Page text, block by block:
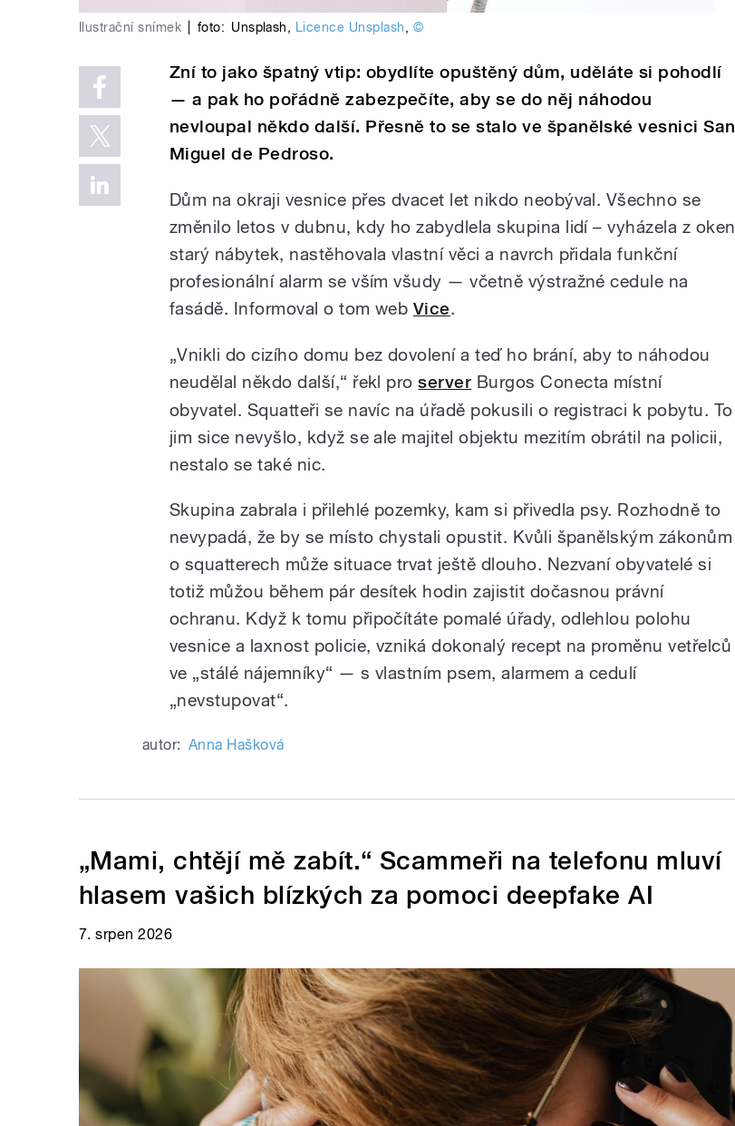
Ilustrační snímek foto: Unsplash, Licence Unsplash, ©
Zní to jako špatný vtip: obydlíte opuštěný dům, uděláte si pohodlí
— a pak ho pořádně zabezpečíte, aby se do něj náhodou
nevloupal někdo další. Přesně to se stalo ve španělské vesnici San
Miguel de Pedroso.
Dům na okraji vesnice přes dvacet let nikdo neobýval. Všechno se
změnilo letos v dubnu, kdy ho zabydlela skupina lidí – vyházela z oken
starý nábytek, nastěhovala vlastní věci a navrch přidala funkční
profesionální alarm se vším všudy — včetně výstražné cedule na
fasádě. Informoval o tom web Vice.
„Vnikli do cizího domu bez dovolení a teď ho brání, aby to náhodou
neudělal někdo další,“ řekl proserver Burgos Conecta místní
obyvatel. Squatteři se navíc na úřadě pokusili o registraci k pobytu. To
jim sice nevyšlo, když se ale majitel objektu mezitím obrátil na policii,
nestalo se také nic.
Skupina zabrala i přilehlé pozemky, kam si přivedla psy. Rozhodně to
nevypadá, že by se místo chystali opustit. Kvůli španělským zákonům
o squatterech může situace trvat ještě dlouho. Nezvaní obyvatelé si
totiž můžou během pár desítek hodin zajistit dočasnou právní
ochranu. Když k tomu připočítáte pomalé úřady, odlehlou polohu
vesnice a laxnost policie, vzniká dokonalý recept na proměnu vetřelců
ve „stálé nájemníky“ — s vlastním psem, alarmem a cedulí
„nevstupovat“.
autor: Anna Hašková
„Mami, chtějí mě zabít.“ Scammeři na telefonu mluví
hlasem vašich blízkých za pomoci deepfake AI
7. srpen 2026